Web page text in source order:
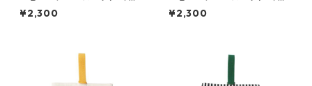
ロー×キナリ 85-73052-1
¥2,300
ロー×ストライプ 85-73052-1
¥2,300